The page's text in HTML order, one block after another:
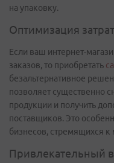
на упаковку.
Оптимизация
Если ваш интернет-
заказов, то приобретать
безальтернативное
позволяет существенно
продукции и получить
поставщиков. Это
бизнесов, стремящихся
Привлекательный